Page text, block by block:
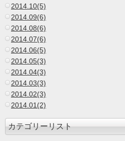
2014.10(5)
2014.09(6)
2014.08(6)
2014.07(6)
2014.06(5)
2014.05(3)
2014.04(3)
2014.03(3)
2014.02(3)
2014.01(2)
カテゴリーリスト